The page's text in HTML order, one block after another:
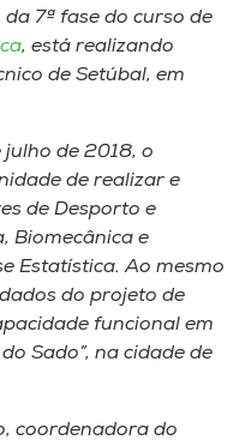
7ª fase do curso ​de
​,​ está realizando
de Setúbal, em
julho de 2018, ​o
de realizar e
de Desporto e
Biomecânica e
Estatística. Ao mesmo
do projeto de
funcional em
Sado”​,​ na cidade de
coordenadora do